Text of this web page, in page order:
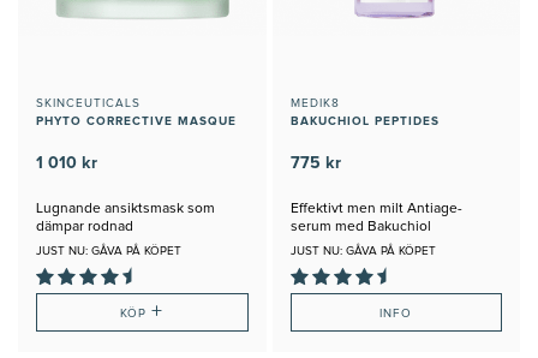
SKINCEUTICALS
PHYTO CORRECTIVE MASQUE
1 010 kr
Lugnande ansiktsmask som
dämpar rodnad
JUST NU: GÅVA PÅ KÖPET
KÖP+
MEDIK8
BAKUCHIOL PEPTIDES
775 kr
Effektivt men milt Antiage-
serum med Bakuchiol
JUST NU: GÅVA PÅ KÖPET
INFO